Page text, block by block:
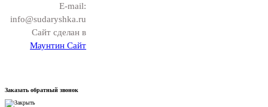
E-mail:
info@sudaryshka.ru
Сайт сделан в
Маунтин Сайт
Заказать обратный звонок